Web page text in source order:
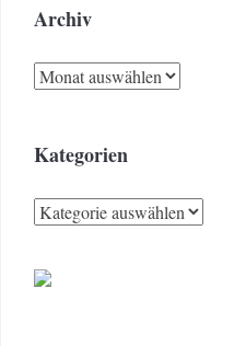
Archiv
Archiv
Kategorien
Kategorien